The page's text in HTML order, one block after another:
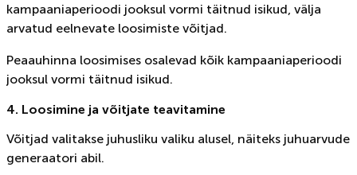
kampaaniaperioodi jooksul vormi täitnud isikud, välja
arvatud eelnevate loosimiste võitjad.
Peaauhinna loosimises osalevad kõik kampaaniaperioodi
jooksul vormi täitnud isikud.
4. Loosimine ja võitjate teavitamine
Võitjad valitakse juhusliku valiku alusel, näiteks juhuarvude
generaatori abil.